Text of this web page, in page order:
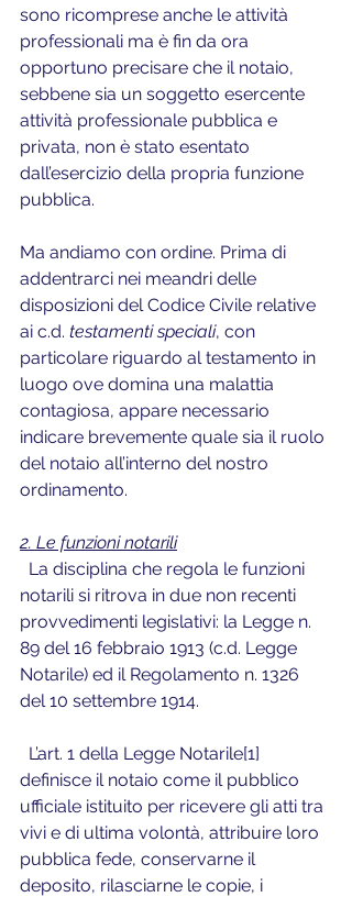
sono ricomprese anche le attività
professionali ma è fin da ora
opportuno precisare che il notaio,
sebbene sia un soggetto esercente
attività professionale pubblica e
privata, non è stato esentato
dall’esercizio della propria funzione
pubblica.
Ma andiamo con ordine. Prima di
addentrarci nei meandri delle
disposizioni del Codice Civile relative
ai c.d. testamenti speciali, con
particolare riguardo al testamento in
luogo ove domina una malattia
contagiosa, appare necessario
indicare brevemente quale sia il ruolo
del notaio all’interno del nostro
ordinamento.
2. Le funzioni notarili
notarili si ritrova in due non recenti
provvedimenti legislativi: la Legge n.
89 del 16 febbraio 1913 (c.d. Legge
Notarile) ed il Regolamento n. 1326
del 10 settembre 1914.
definisce il notaio come il pubblico
ufficiale istituito per ricevere gli atti tra
vivi e di ultima volontà, attribuire loro
pubblica fede, conservarne il
deposito, rilasciarne le copie, i